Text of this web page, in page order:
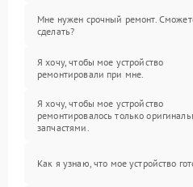
Мне нужен срочный ремонт.
сделать?
Я хочу, чтобы мое устройство
ремонтировали при мне.
Я хочу, чтобы мое устройство
ремонтировалось только
запчастями.
Как я узнаю, что мое устройство